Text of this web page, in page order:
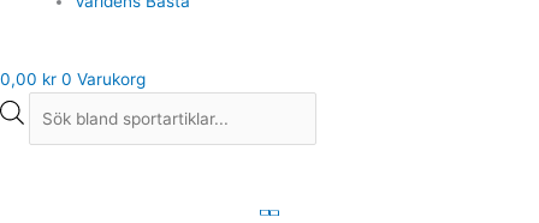
0,00 kr 0 Varukorg